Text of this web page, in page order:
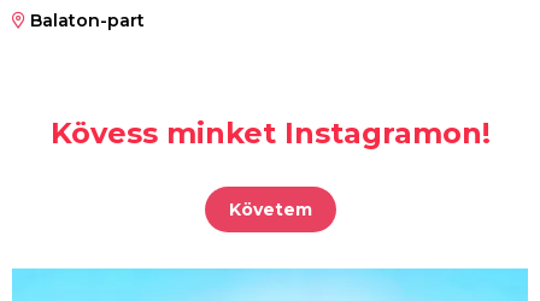
Balaton-part
Kövess minket Instagramon!
Követem